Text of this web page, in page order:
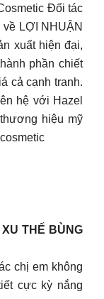
Đối tác
LỢI NHUẬN
xuất hiện đại,
phần chiết
cả cạnh tranh.
hệ với Hazel
hiệu mỹ
THẾ BÙNG
chị em không
cực kỳ nắng